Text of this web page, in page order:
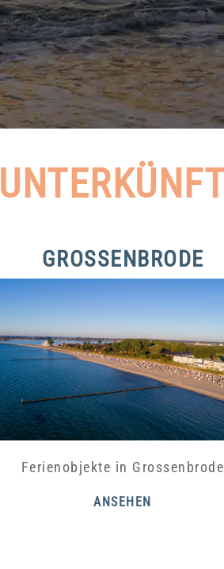
GROSSENBRODE
Ferienobjekte in Grossenbrode
ANSEHEN